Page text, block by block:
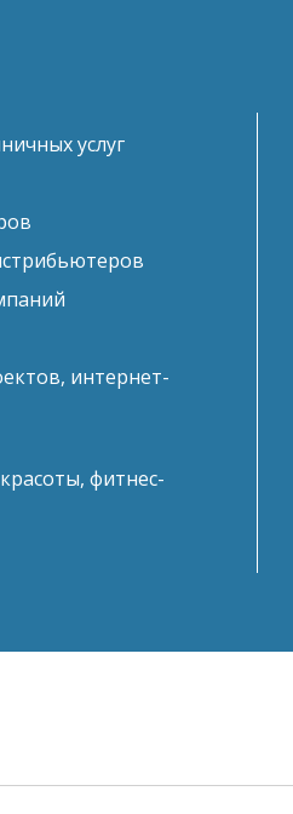
услуг
интернет-
фитнес-